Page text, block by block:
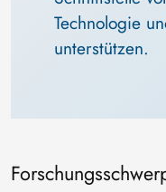
Technologie
unterstützen.